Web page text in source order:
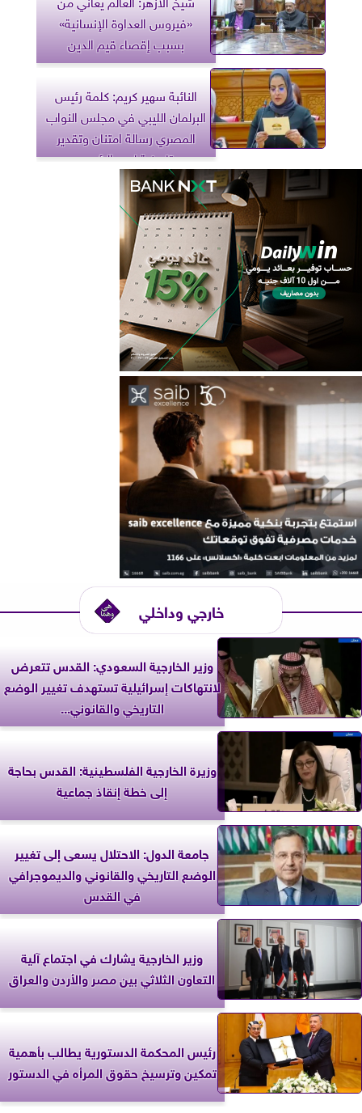
«فيروس العداوة الإنسانية»
بسبب إقصاء قيم الدين
النائبة سهير كريم: كلمة رئيس
البرلمان الليبي في مجلس النواب
المصري رسالة امتنان وتقدير
تاريخية لدور الرئيس
خارجي وداخلي
وزير الخارجية السعودي: القدس تتعرض
لانتهاكات إسرائيلية تستهدف تغيير الوضع
التاريخي والقانوني...
وزيرة الخارجية الفلسطينية: القدس بحاجة
إلى خطة إنقاذ جماعية
جامعة الدول: الاحتلال يسعى إلى تغيير
الوضع التاريخي والقانوني والديموجرافي
في القدس
وزير الخارجية يشارك في اجتماع آلية
التعاون الثلاثي بين مصر والأردن والعراق
رئيس المحكمة الدستورية يطالب بأهمية
تمكين وترسيخ حقوق المرأه في الدستور